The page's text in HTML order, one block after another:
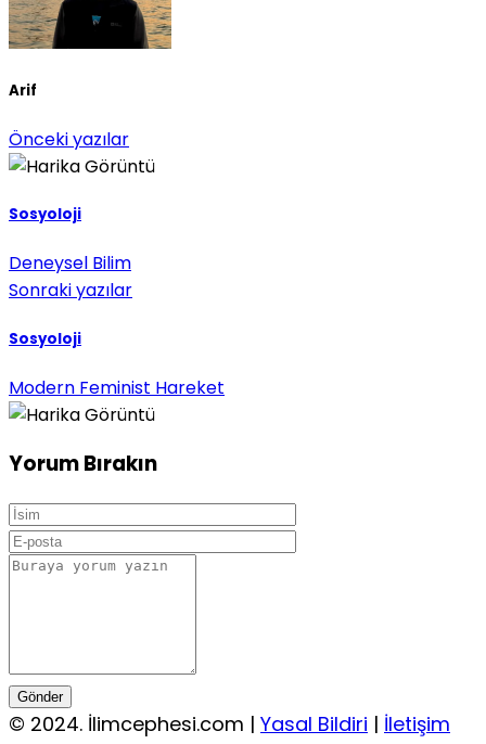
Arif
Önceki yazılar
Sosyoloji
Deneysel Bilim
Sonraki yazılar
Sosyoloji
Modern Feminist Hareket
Yorum Bırakın
Gönder
© 2024. İlimcephesi.com | Yasal Bildiri | İletişim